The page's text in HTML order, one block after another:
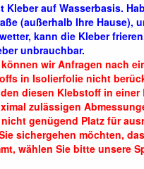
Kleber auf Wasserbasis.
(außerhalb Ihre Hause),
kann die Kleber
unbrauchbar.
wir Anfragen nach
in Isolierfolie nicht
diesen Klebstoff in
zulässigen
genügend Platz für
sichergehen möchten,
wählen Sie bitte unsere